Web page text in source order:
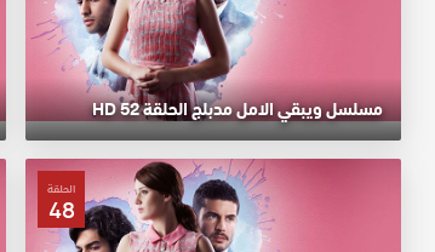
مسلسل ويبقي الامل مدبلج الحلقة 52 HD
الحلقة
48